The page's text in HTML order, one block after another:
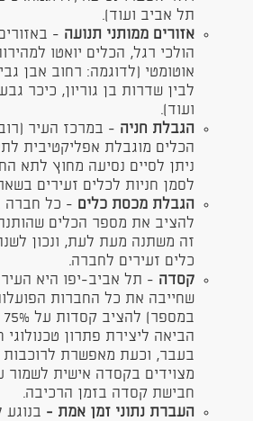
תל אביב ועוד).
אזורים ממותני תנועה -
אוטומטי (לדוגמה: רחוב אבן
לבין שדרות בן גוריון, כיכר
ועוד).
הגבלת חניה
הכלים מוגבלת אפליקטיבית
ניתן לסיים נסיעה מחוץ לתא
לסמן חניות לכלים זעירים
הגבלת מכסת כלים - כל חברה
להציב את מספר הכלים
כלים זעירים לחברה.
קסדה - תל אביב-יפו היא
הביאה ליצירת פתרון
בעבר, וכעת מאפשרת לרוכבות
מצוידים בקסדה אישית לשמור
חבישת קסדה בזמן הרכיבה.
העברת נתוני זמן אמת - בנוגע